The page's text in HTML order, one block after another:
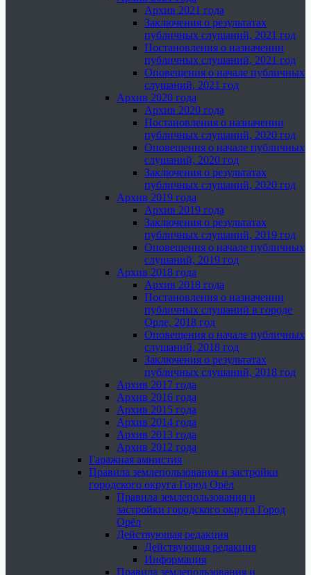
Архив 2021 года
Заключения о результатах
публичных слушаний, 2021 год
Постановления о назначении
публичных слушаний, 2021 год
Оповещения о начале публичных
слушаний, 2021 год
Архив 2020 года
Архив 2020 года
Постановления о назначении
публичных слушаний, 2020 год
Оповещения о начале публичных
слушаний, 2020 год
Заключения о результатах
публичных слушаний, 2020 год
Архив 2019 года
Архив 2019 года
Заключения о результатах
публичных слушаний, 2019 год
Оповещения о начале публичных
слушаний, 2019 год
Архив 2018 года
Архив 2018 года
Постановления о назначении
публичных слушаний в городе
Орле, 2018 год
Оповещения о начале публичных
слушаний, 2018 год
Заключения о результатах
публичных слушаний, 2018 год
Архив 2017 года
Архив 2016 года
Архив 2015 года
Архив 2014 года
Архив 2013 года
Архив 2012 года
Гаражная амнистия
Правила землепользования и застройки
городского округа Город Орёл
Правила землепользования и
застройки городского округа Город
Орёл
Действующая редакция
Действующая редакция
Информация
Правила землепользования и